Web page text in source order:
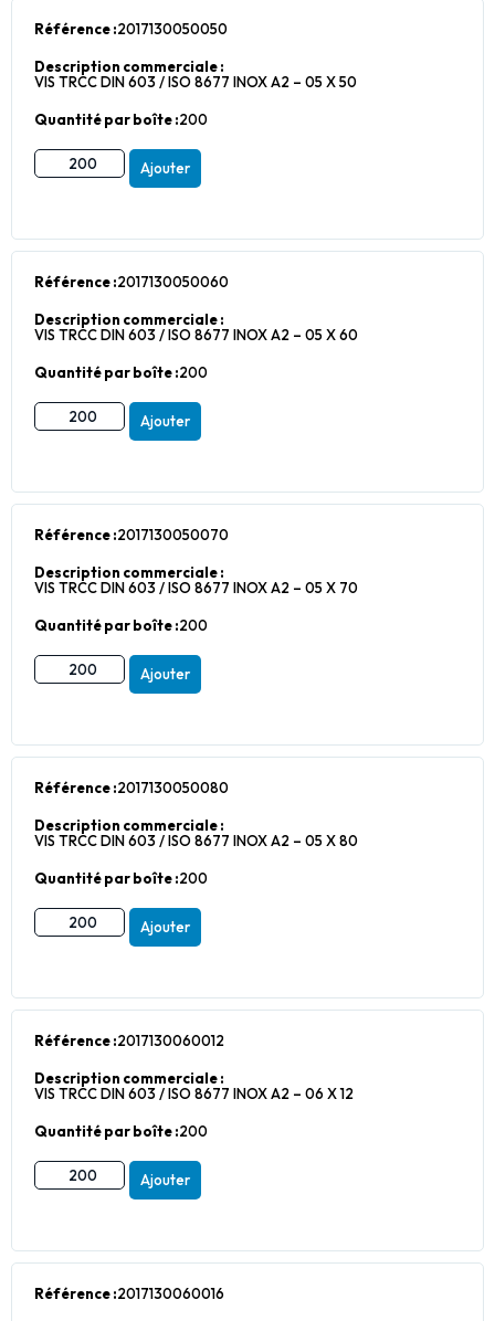
Référence :2017130050050
Description commerciale :
VIS TRCC DIN 603 / ISO 8677 INOX A2 – 05 X 50
Quantité par boîte :200
Ajouter
Référence :2017130050060
Description commerciale :
VIS TRCC DIN 603 / ISO 8677 INOX A2 – 05 X 60
Quantité par boîte :200
Ajouter
Référence :2017130050070
Description commerciale :
VIS TRCC DIN 603 / ISO 8677 INOX A2 – 05 X 70
Quantité par boîte :200
Ajouter
Référence :2017130050080
Description commerciale :
VIS TRCC DIN 603 / ISO 8677 INOX A2 – 05 X 80
Quantité par boîte :200
Ajouter
Référence :2017130060012
Description commerciale :
VIS TRCC DIN 603 / ISO 8677 INOX A2 – 06 X 12
Quantité par boîte :200
Ajouter
Référence :2017130060016